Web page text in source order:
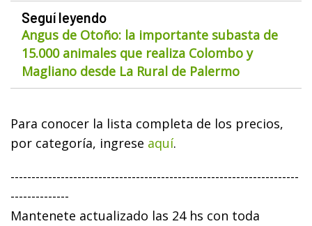
Seguí leyendo
Angus de Otoño: la importante subasta de
15.000 animales que realiza Colombo y
Magliano desde La Rural de Palermo
Para conocer la lista completa de los precios,
por categoría, ingrese aquí.
---------------------------------------------------------------------
--------------
Mantenete actualizado las 24 hs con toda